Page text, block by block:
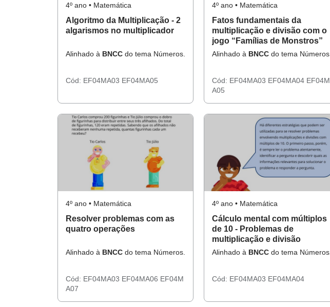
4º ano • Matemática
Algoritmo da Multiplicação - 2
algarismos no multiplicador
Alinhado à BNCC do tema Números.
Cód: EF04MA03 EF04MA05
4º ano • Matemática
Fatos fundamentais da
multiplicação e divisão com o
jogo “Famílias de Monstros”
Alinhado à BNCC do tema Números.
Cód: EF04MA03 EF04MA04 EF04M
A05
4º ano • Matemática
Resolver problemas com as
quatro operações
Alinhado à BNCC do tema Números.
Cód: EF04MA03 EF04MA06 EF04M
A07
4º ano • Matemática
Cálculo mental com múltiplos
de 10 - Problemas de
multiplicação e divisão
Alinhado à BNCC do tema Números.
Cód: EF04MA03 EF04MA04